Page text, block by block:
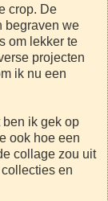
crop. De
begraven we
om lekker te
projecten
ik nu een
ik gek op
ook hoe een
collage zou uit
en